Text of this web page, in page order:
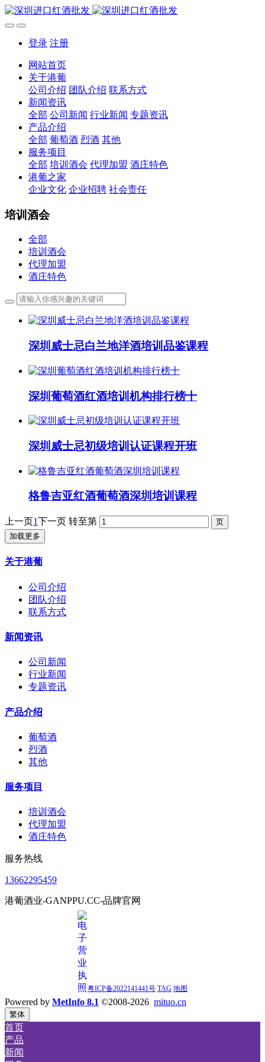
登录 注册
网站首页
关于港葡
公司介绍 团队介绍 联系方式
新闻资讯
全部 公司新闻 行业新闻 专题资讯
产品介绍
全部 葡萄酒 烈酒 其他
服务项目
全部 培训酒会 代理加盟 酒庄特色
港葡之家
企业文化 企业招聘 社会责任
培训酒会
全部
培训酒会
代理加盟
酒庄特色
深圳威士忌白兰地洋酒培训品鉴课程
深圳葡萄酒红酒培训机构排行榜十
深圳威士忌初级培训认证课程开班
格鲁吉亚红酒葡萄酒深圳培训课程
上一页1下一页 转至第
加载更多
关于港葡
公司介绍
团队介绍
联系方式
新闻资讯
公司新闻
行业新闻
专题资讯
产品介绍
葡萄酒
烈酒
其他
服务项目
培训酒会
代理加盟
酒庄特色
服务热线
13662295459
港葡酒业-GANPPU.CC-品牌官网
粤ICP备2022141441号 TAG 地图
Powered by MetInfo 8.1 ©2008-2026 mituo.cn
繁体
首页
产品
新闻